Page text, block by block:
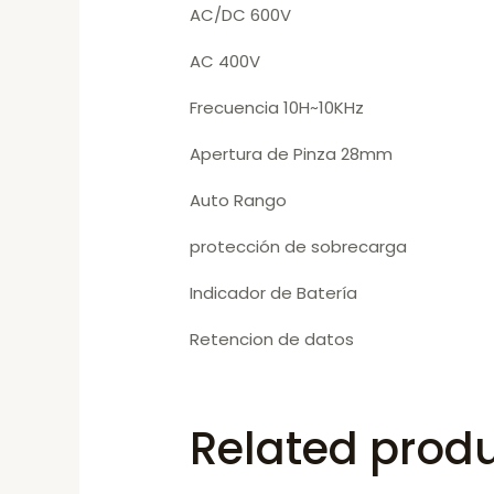
AC/DC 600V
AC 400V
Frecuencia 10H~10KHz
Apertura de Pinza 28mm
Auto Rango
protección de sobrecarga
Indicador de Batería
Retencion de datos
Related